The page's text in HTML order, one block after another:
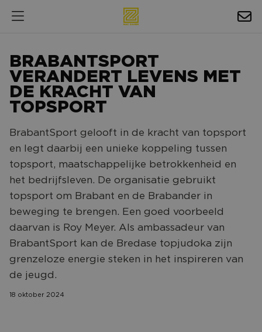
EXPOSURE
NIEUWS
NAC ZAKELIJK
FOTO'S & VIDEO'S
HORECA
BEDRIJVENGIDS
CONTACT
BRABANTSPORT
VERANDERT LEVENS MET
DE KRACHT VAN
TOPSPORT
BrabantSport gelooft in de kracht van topsport
en legt daarbij een unieke koppeling tussen
topsport, maatschappelijke betrokkenheid en
het bedrijfsleven. De organisatie gebruikt
topsport om Brabant en de Brabander in
beweging te brengen. Een goed voorbeeld
daarvan is Roy Meyer. Als ambassadeur van
BrabantSport kan de Bredase topjudoka zijn
grenzeloze energie steken in het inspireren van
de jeugd.
18 oktober 2024